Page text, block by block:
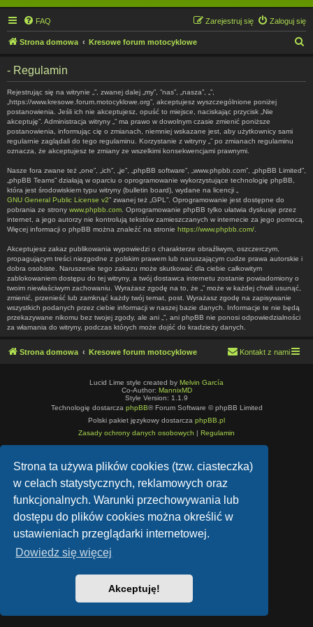
Strona ta używa plików cookies (tzw. ciasteczka)
w celach statystycznych, reklamowych oraz
funkcjonalnych. Warunki przechowywania lub
dostępu do plików cookies można określić w
ustawieniach przeglądarki internetowej.
Dowiedz się więcej
Akceptuję!
FAQ Zaloguj się
Zarejestruj się
Strona domowa Kresowe forum motocyklowe
- Regulamin
Rejestrując się na witrynie „”, zwanej dalej „my”, ”nas”, „nasza”, „”,
„https://www.kresowe.forum.motocyklowe.org”, akceptujesz wyszczególnione poniżej
postanowienia. Jeśli ich nie akceptujesz, opuść to miejsce, naciskając przycisk „Nie
akceptuję”. Administracja witryny „” ma prawo w dowolnym czasie zmienić poniższe
postanowienia, informując cię o zmianach, niemniej wskazane jest, aby użytkownicy sami
regularnie zaglądali do tego regulaminu. Korzystanie z witryny „” po zmianach regulaminu
oznacza, że akceptujesz te zmiany ze wszelkimi konsekwencjami prawnymi.
Nasze fora zwane też „one”, „ich”, „je”, „phpBB software”, „www.phpbb.com”, „phpBB Limited”,
„phpBB Teams” działają w oparciu o oprogramowanie wykorzystujące technologię phpBB,
która jest środowiskiem typu witryny (bulletin board), wydane na licencji „
GNU General Public License v2” zwanej też „GPL”. Oprogramowanie jest dostępne do
pobrania ze strony www.phpbb.com . Oprogramowanie phpBB tylko ułatwia dyskusje przez
internet, a jego autorzy nie kontrolują tekstów zamieszczanych w internecie za jego pomocą.
Więcej informacji o phpBB można znaleźć na stronie https://www.phpbb.com/
Akceptujesz zakaz publikowania wypowiedzi o charakterze obraźliwym, oszczerczym,
propagującym treści niezgodne z polskim prawem lub naruszającym cudze prawa autorskie i
dobra osobiste. Naruszenie tego zakazu może skutkować dla ciebie całkowitym
zablokowaniem dostępu do tej witryny, a twój dostawca internetu zostanie powiadomiony o
twoim niewłaściwym zachowaniu. Wyrażasz zgodę na to, że „” może w każdej chwili usunąć,
zmienić, przenieść lub zamknąć każdy twój temat, post. Wyrażasz zgodę na zapisywanie
wszystkich podanych przez ciebie informacji w naszej bazie danych. Informacje te nie będą
przekazywane nikomu bez twojej zgody, ale ani „”, ani phpBB nie ponosi odpowiedzialności
za włamania do witryny, podczas których może dojść do kradzieży danych.
Strona domowa Kresowe forum motocyklowe Kontakt z nami
Lucid Lime style created by Melvin García
Co-Author: MannixMD
Style Version: 1.1.9
Technologię dostarcza phpBB® Forum Software © phpBB Limited
Polski pakiet językowy dostarcza phpBB.pl
Zasady ochrony danych osobowych | Regulamin